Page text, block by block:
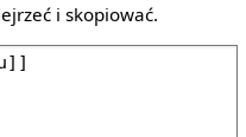
i skopiować.